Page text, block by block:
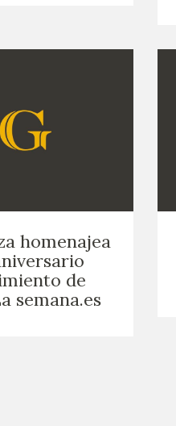
homenajea
de
semana.es